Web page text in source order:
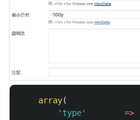
array(
'type'
=>